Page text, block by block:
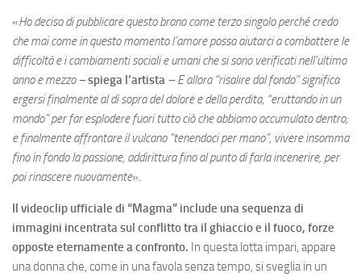
«Ho deciso di pubblicare questo brano come terzo singolo perché credo
che mai come in questo momento l’amore possa aiutarci a combattere le
difficoltà e i cambiamenti sociali e umani che si sono verificati nell’ultimo
anno e mezzo –spiega l’artista – E allora “risalire dal fondo” significa
ergersi finalmente al di sopra del dolore e della perdita, “eruttando in un
mondo” per far esplodere fuori tutto ciò che abbiamo accumulato dentro;
e finalmente affrontare il vulcano “tenendoci per mano”, vivere insomma
fino in fondo la passione, addirittura fino al punto di farla incenerire, per
poi rinascere nuovamente».
Il videoclip ufficiale di “Magma” include una sequenza di
immagini incentrata sul conflitto tra il ghiaccio e il fuoco, forze
opposte eternamente a confronto. In questa lotta impari, appare
una donna che, come in una favola senza tempo, si sveglia in un